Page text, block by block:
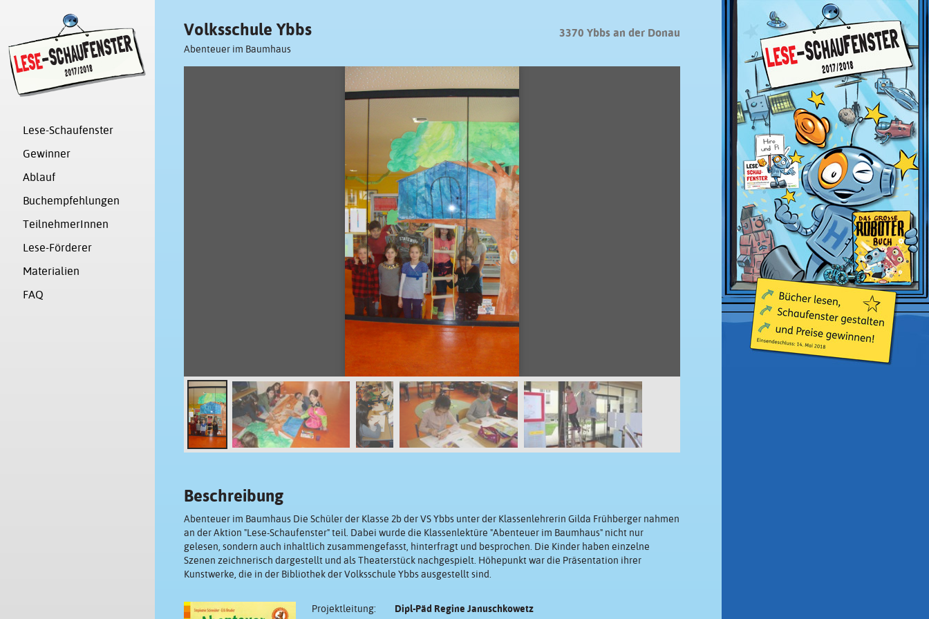
Lese-Schaufenster
Gewinner
Ablauf
Buchempfehlungen
TeilnehmerInnen
Lese-Förderer
Materialien
FAQ
Volksschule Ybbs 3370 Ybbs an der Donau
Abenteuer im Baumhaus
Beschreibung
Abenteuer im Baumhaus Die Schüler der Klasse 2b der VS Ybbs unter der Klassenlehrerin Gilda Frühberger nahmen
an der Aktion "Lese-Schaufenster" teil. Dabei wurde die Klassenlektüre "Abenteuer im Baumhaus" nicht nur
gelesen, sondern auch inhaltlich zusammengefasst, hinterfragt und besprochen. Die Kinder haben einzelne
Szenen zeichnerisch dargestellt und als Theaterstück nachgespielt. Höhepunkt war die Präsentation ihrer
Kunstwerke, die in der Bibliothek der Volksschule Ybbs ausgestellt sind.
Projektleitung: Dipl-Päd Regine Januschkowetz